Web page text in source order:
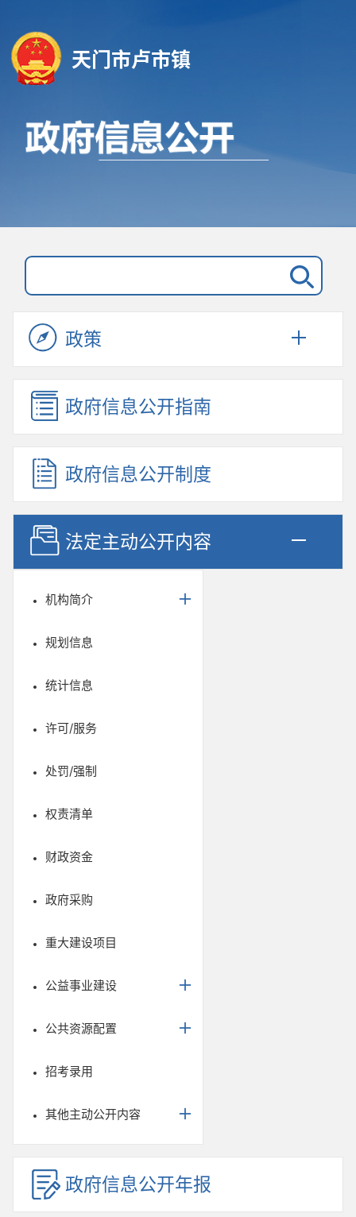
天门市卢市镇
政策
政府信息公开指南
政府信息公开制度
法定主动公开内容
机构简介
规划信息
统计信息
许可/服务
处罚/强制
权责清单
财政资金
政府采购
重大建设项目
公益事业建设
公共资源配置
招考录用
其他主动公开内容
政府信息公开年报